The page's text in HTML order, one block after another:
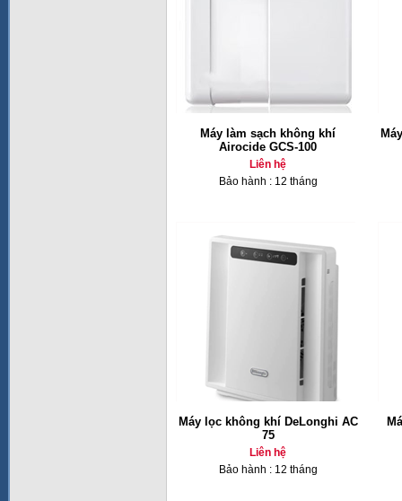
Máy làm sạch không khí
Airocide GCS-100
Liên hệ
Bảo hành : 12 tháng
Máy lọc không khí DeLonghi AC
75
Liên hệ
Bảo hành : 12 tháng